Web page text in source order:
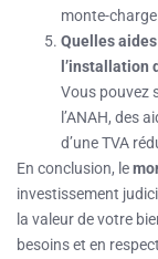
monte-
Quelles
l’installation
Vous pouvez
l’ANAH, des
d’une TVA
En conclusion, le
investissement
la valeur de votre
besoins et en